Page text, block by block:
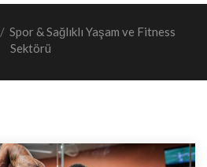
/ Spor & Sağlıklı Yaşam ve Fitness
Sektörü